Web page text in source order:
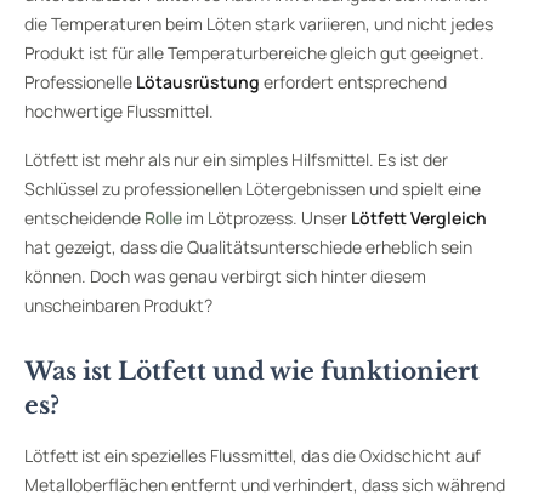
die Temperaturen beim Löten stark variieren, und nicht jedes
Produkt ist für alle Temperaturbereiche gleich gut geeignet.
Professionelle Lötausrüstung erfordert entsprechend
hochwertige Flussmittel.
Lötfett ist mehr als nur ein simples Hilfsmittel. Es ist der
Schlüssel zu professionellen Lötergebnissen und spielt eine
entscheidende Rolle im Lötprozess. Unser Lötfett Vergleich
hat gezeigt, dass die Qualitätsunterschiede erheblich sein
können. Doch was genau verbirgt sich hinter diesem
unscheinbaren Produkt?
Was ist Lötfett und wie funktioniert
es?
Lötfett ist ein spezielles Flussmittel, das die Oxidschicht auf
Metalloberflächen entfernt und verhindert, dass sich während